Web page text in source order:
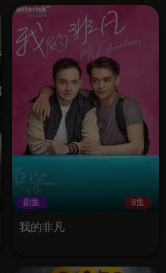
剧集 8集
我的非凡